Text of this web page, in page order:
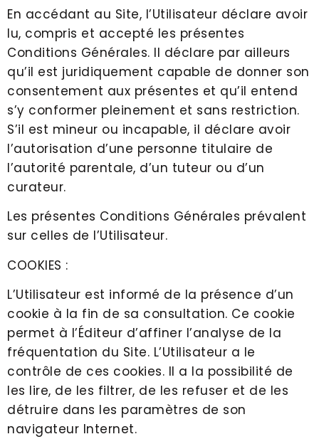
En accédant au Site, l’Utilisateur déclare avoir
lu, compris et accepté les présentes
Conditions Générales. Il déclare par ailleurs
qu’il est juridiquement capable de donner son
consentement aux présentes et qu’il entend
s’y conformer pleinement et sans restriction.
S’il est mineur ou incapable, il déclare avoir
l’autorisation d’une personne titulaire de
l’autorité parentale, d’un tuteur ou d’un
curateur.
Les présentes Conditions Générales prévalent
sur celles de l’Utilisateur.
COOKIES :
L’Utilisateur est informé de la présence d’un
cookie à la fin de sa consultation. Ce cookie
permet à l’Éditeur d’affiner l’analyse de la
fréquentation du Site. L’Utilisateur a le
contrôle de ces cookies. Il a la possibilité de
les lire, de les filtrer, de les refuser et de les
détruire dans les paramètres de son
navigateur Internet.